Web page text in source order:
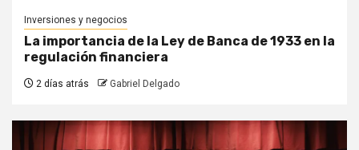
Inversiones y negocios
La importancia de la Ley de Banca de 1933 en la
regulación financiera
2 días atrás Gabriel Delgado